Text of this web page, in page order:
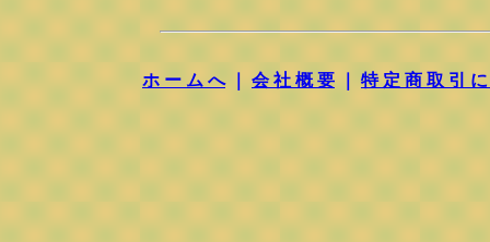
ホ ー ム へ｜ 会 社 概 要 特 定 商 取 引